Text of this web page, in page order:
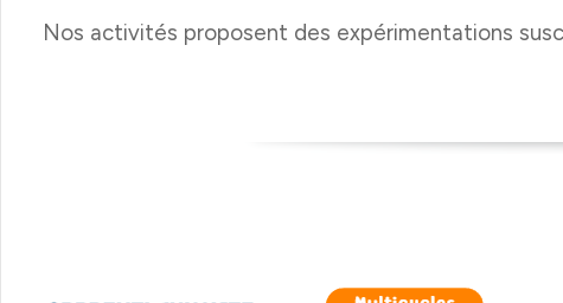
Nos activités proposent des expérimentations